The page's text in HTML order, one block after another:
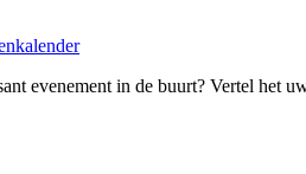
evenement in de buurt? Vertel het